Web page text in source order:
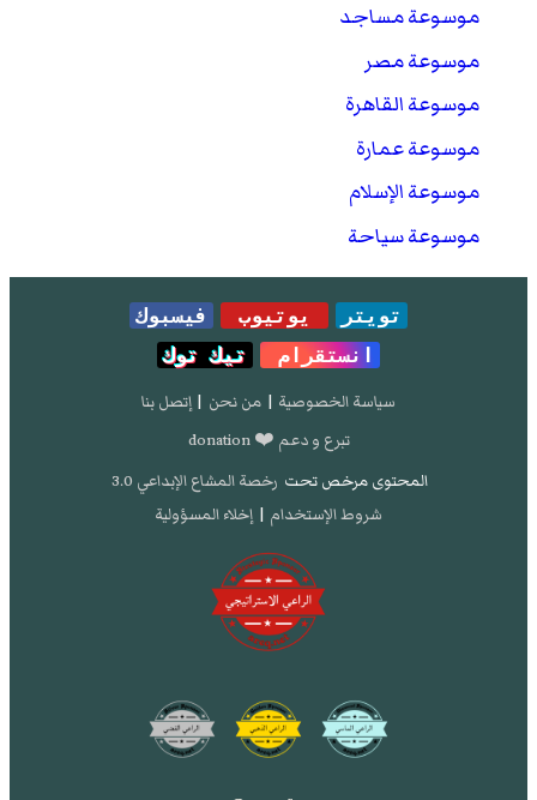
زخرفة السقف بمسجد السيدة زينب بالقاهرة.
زخرفة السقف بمسجد السيدة زينب بالقاهرة.
موسوعة مساجد
موسوعة مصر
موسوعة القاهرة
موسوعة عمارة
موسوعة الإسلام
موسوعة سياحة
تويتر يوتيوب
فيسبوك
انستقرام
تيك توك
سياسة الخصوصية | من نحن | إتصل بنا
تبرع و دعم ❤️ donation
المحتوى مرخص تحت رخصة المشاع الإبداعي 3.0
شروط الإستخدام | إخلاء المسؤولية